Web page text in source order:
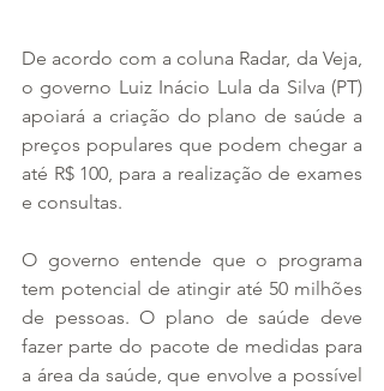
De acordo com a coluna Radar, da Veja,
o governo Luiz Inácio Lula da Silva (PT)
apoiará a criação do plano de saúde a
preços populares que podem chegar a
até R$ 100, para a realização de exames
e consultas.
O governo entende que o programa
tem potencial de atingir até 50 milhões
de pessoas. O plano de saúde deve
fazer parte do pacote de medidas para
a área da saúde, que envolve a possível